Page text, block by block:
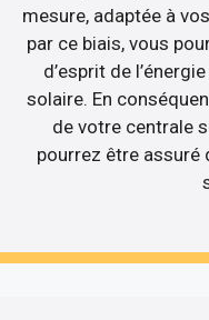
mesure, adaptée à
par ce biais, vous
d’esprit de
solaire. En
de votre centrale
pourrez être assuré